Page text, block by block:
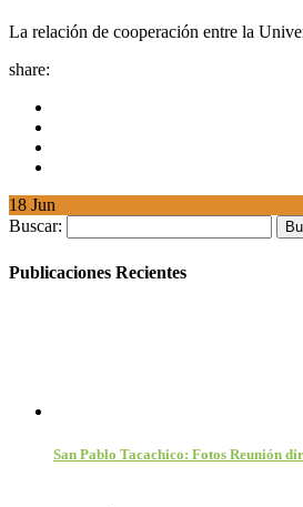
La relación de cooperación entre la
share:
18 Jun
Buscar:
Publicaciones Recientes
San Pablo Tacachico: Fotos Reunión